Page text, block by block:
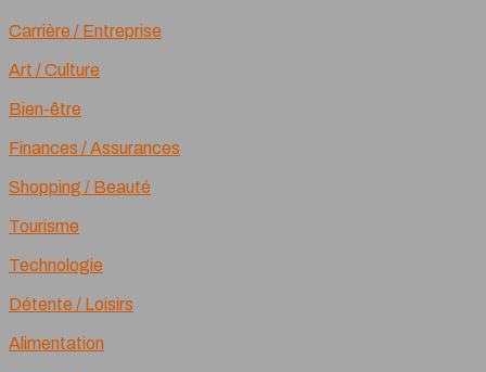
Carrière / Entreprise
Art / Culture
Bien-être
Finances / Assurances
Shopping / Beauté
Tourisme
Technologie
Détente / Loisirs
Alimentation